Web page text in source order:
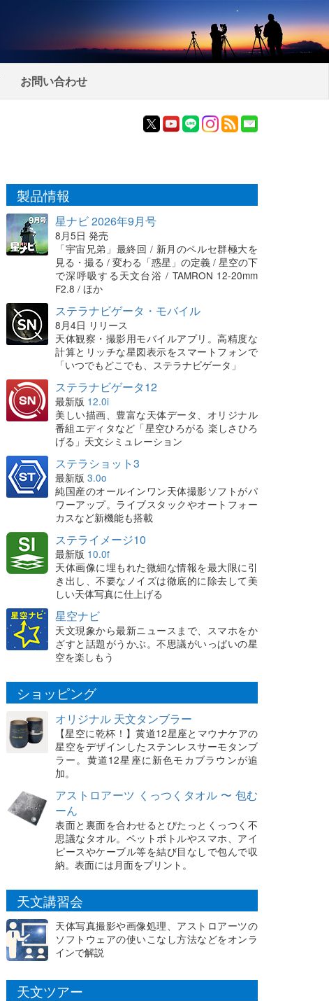
お問い合わせ
製品情報
星ナビ 2026年9月号
8月5日 発売
「宇宙兄弟」最終回 / 新月のペルセ群極大を
見る・撮る / 変わる「惑星」の定義 / 星空の下
で深呼吸する天文台浴 / TAMRON 12-20mm
F2.8 / ほか
ステラナビゲータ・モバイル
8月4日 リリース
天体観察・撮影用モバイルアプリ。高精度な
計算とリッチな星図表示をスマートフォンで
「いつでもどこでも、ステラナビゲータ」
ステラナビゲータ12
最新版 12.0i
美しい描画、豊富な天体データ、オリジナル
番組エディタなど「星空ひろがる 楽しさひろ
げる」天文シミュレーション
ステラショット3
最新版 3.0o
純国産のオールインワン天体撮影ソフトがパ
ワーアップ。ライブスタックやオートフォー
カスなど新機能も搭載
ステライメージ10
最新版 10.0f
天体画像に埋もれた微細な情報を最大限に引
き出し、不要なノイズは徹底的に除去して美
しい天体写真に仕上げる
星空ナビ
天文現象から最新ニュースまで、スマホをか
ざすと話題がうかぶ。不思議がいっぱいの星
空を楽しもう
ショッピング
オリジナル 天文タンブラー
【星空に乾杯！】黄道12星座とマウナケアの
星空をデザインしたステンレスサーモタンブ
ラー。黄道12星座に新色モカブラウンが追
加。
アストロアーツ くっつくタオル 〜 包む
ーん
表面と裏面を合わせるとぴたっとくっつく不
思議なタオル。ペットボトルやスマホ、アイ
ピースやケーブル等を結び目なしで包んで収
納。表面には月面をプリント。
天文講習会
天体写真撮影や画像処理、アストロアーツの
ソフトウェアの使いこなし方法などをオンラ
インで解説
天文ツアー